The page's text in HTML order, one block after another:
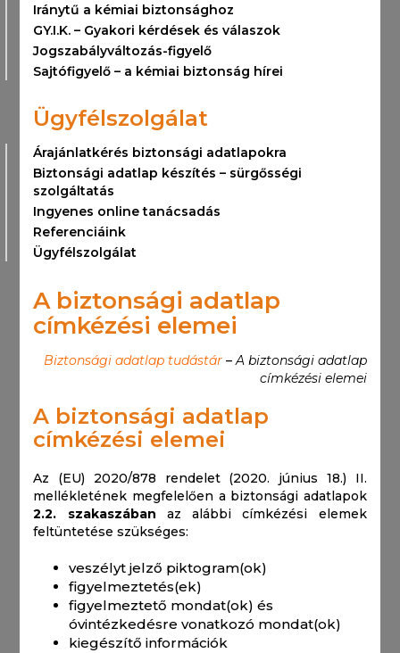
Iránytű a kémiai biztonsághoz
GY.I.K. – Gyakori kérdések és válaszok
Jogszabályváltozás-figyelő
Sajtófigyelő – a kémiai biztonság hírei
Ügyfélszolgálat
Árajánlatkérés biztonsági adatlapokra
Biztonsági adatlap készítés – sürgősségi
szolgáltatás
Ingyenes online tanácsadás
Referenciáink
Ügyfélszolgálat
A biztonsági adatlap
címkézési elemei
Biztonsági adatlap tudástár –A biztonsági adatlap
címkézési elemei
A biztonsági adatlap
címkézési elemei
Az (EU) 2020/878 rendelet (2020. június 18.) II.
mellékletének megfelelően a biztonsági adatlapok
2.2. szakaszában az alábbi címkézési elemek
feltüntetése szükséges:
veszélyt jelző piktogram(ok)
figyelmeztetés(ek)
figyelmeztető mondat(ok) és
óvintézkedésre vonatkozó mondat(ok)
kiegészítő információk